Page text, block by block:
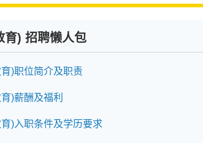
育) 招聘懒人包
)职位简介及职责
)薪酬及福利
)入职条件及学历要求